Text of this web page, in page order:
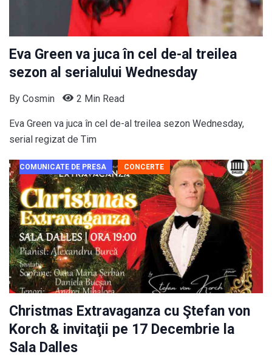
Eva Green va juca în cel de-al treilea
sezon al serialului Wednesday
By Cosmin 2 Min Read
Eva Green va juca în cel de-al treilea sezon Wednesday,
serial regizat de Tim
COMUNICATE DE PRESA CONCERTE
Christmas Extravaganza cu Ştefan von
Korch & invitaţii pe 17 Decembrie la
Sala Dalles